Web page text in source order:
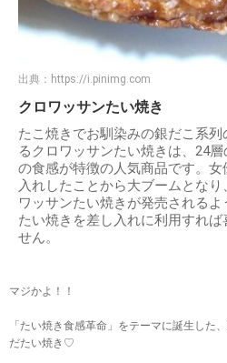
出典： https://i.pinimg.com
クロワッサンたい焼き
たこ焼きでお馴染みの銀だこ系
るクロワッサンたい焼きは、24
の食感が特徴の人気商品です。
入れしたことから大ブームとな
ワッサンたい焼きが発売される
たい焼きを差し入れに利用すれ
せん。
マジかよ！！
「たい焼き食感革命」をテーマに誕生した
だたい焼き♡